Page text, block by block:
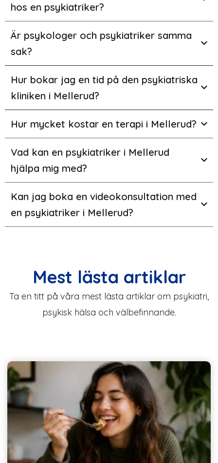
hos en psykiatriker?
Är psykologer och psykiatriker samma
sak?
Hur bokar jag en tid på den psykiatriska
kliniken i Mellerud?
Hur mycket kostar en terapi i Mellerud?
Vad kan en psykiatriker i Mellerud
hjälpa mig med?
Kan jag boka en videokonsultation med
en psykiatriker i Mellerud?
Mest lästa artiklar
Ta en titt på våra mest lästa artiklar om psykiatri,
psykisk hälsa och välbefinnande.